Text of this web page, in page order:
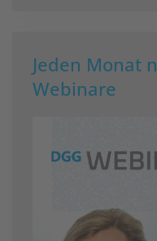
Jeden Monat
Webinare